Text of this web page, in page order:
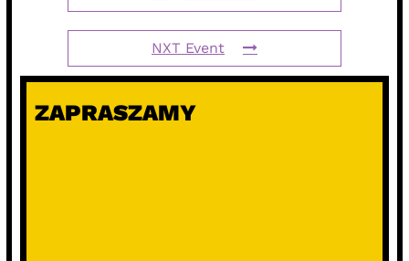
NXT Event
ZAPRASZAMY